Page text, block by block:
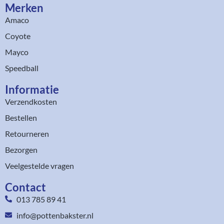
Merken
Amaco
Coyote
Mayco
Speedball
Informatie
Verzendkosten
Bestellen
Retourneren
Bezorgen
Veelgestelde vragen
Contact
013 785 89 41
info@pottenbakster.nl